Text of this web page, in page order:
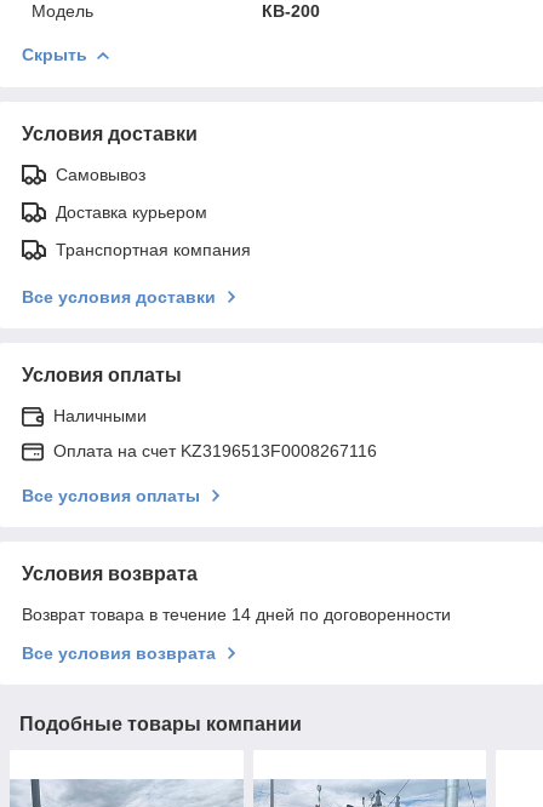
Модель
КВ-200
Скрыть
Условия доставки
Самовывоз
Доставка курьером
Транспортная компания
Все условия доставки
Условия оплаты
Наличными
Оплата на счет KZ3196513F0008267116
Все условия оплаты
Условия возврата
Возврат товара в течение 14 дней по договоренности
Все условия возврата
Подобные товары компании